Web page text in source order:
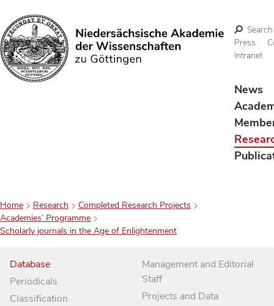
Search
Search
Press
Intranet
News
Home Research
Completed Research Projects
Academies’ Programme
Scholarly journals in the Age of Enlightenment
Database
Periodicals
Classification
Management and Editorial
Staff
Projects and Data